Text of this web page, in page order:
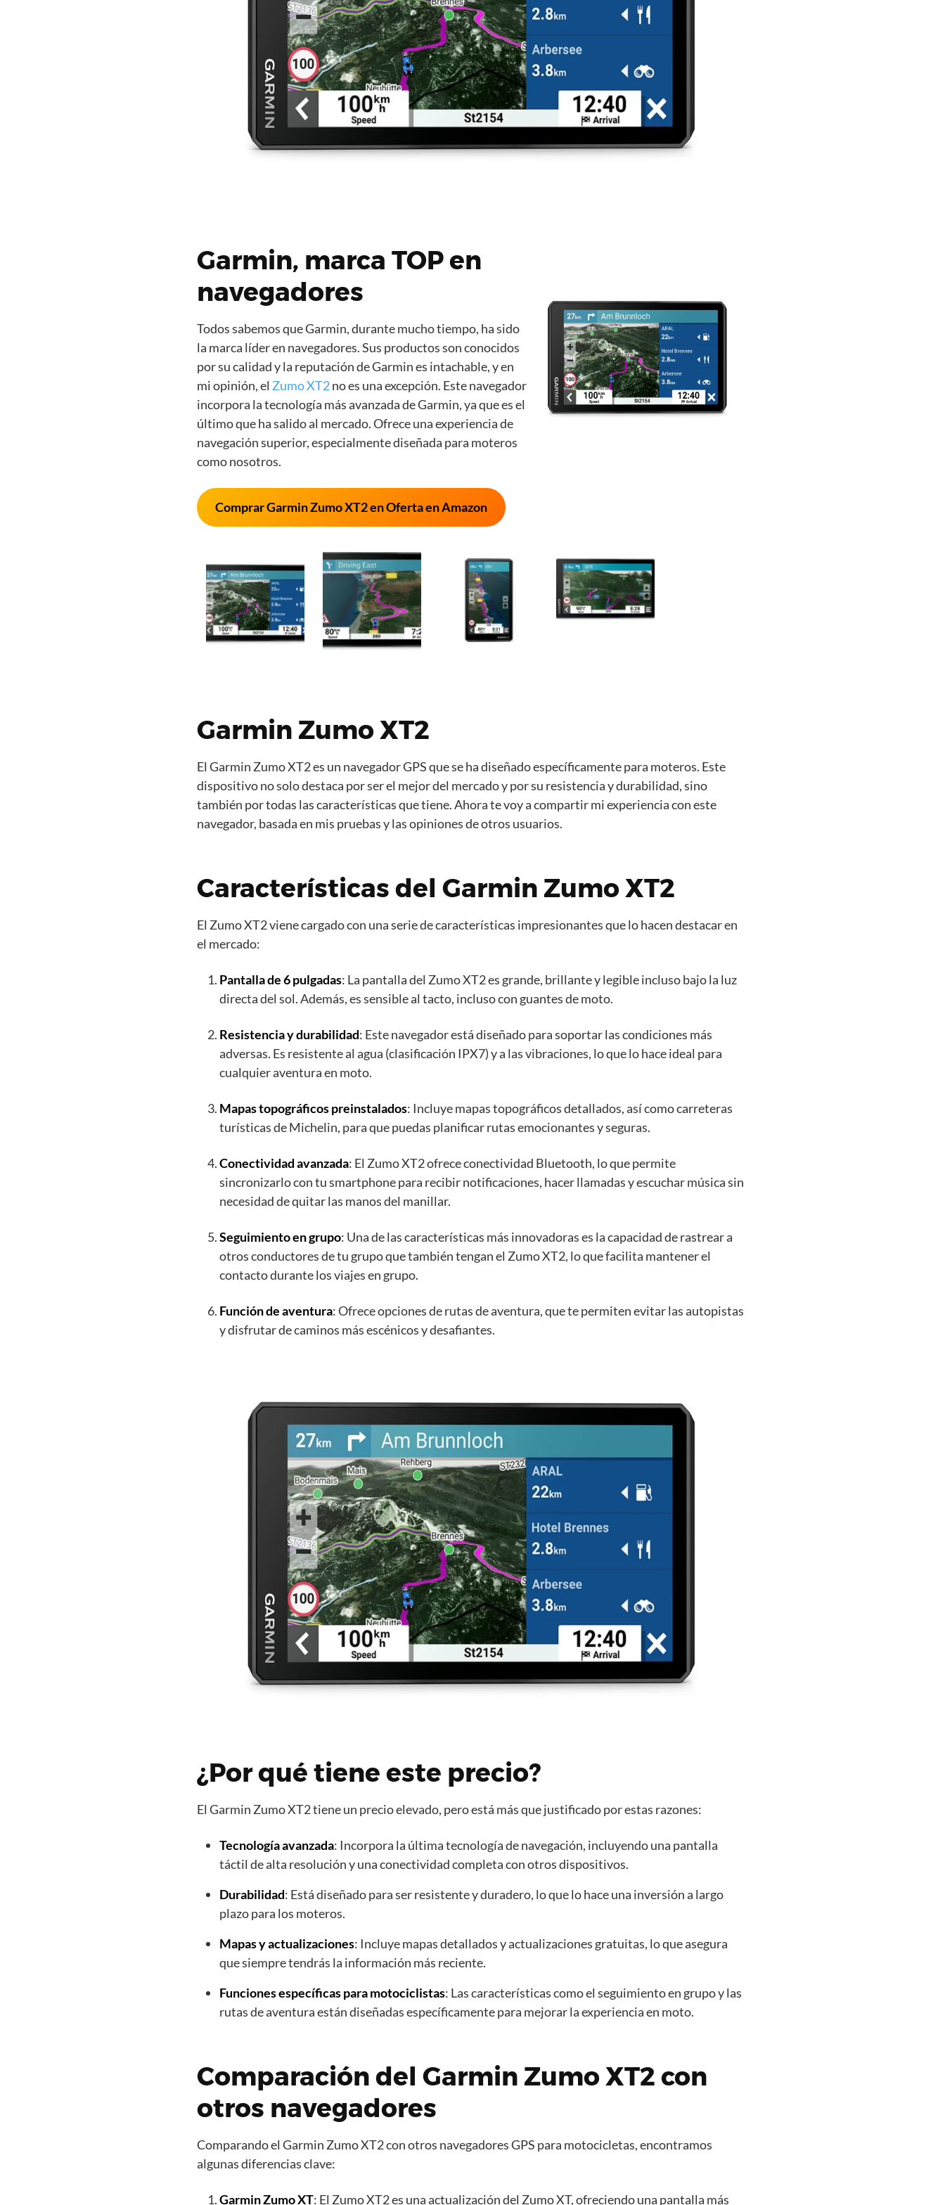
Garmin, marca TOP en
navegadores
Todos sabemos que Garmin, durante mucho tiempo, ha sido
la marca líder en navegadores. Sus productos son conocidos
por su calidad y la reputación de Garmin es intachable, y en
mi opinión, el Zumo XT2no es una excepción. Este navegador
incorpora la tecnología más avanzada de Garmin, ya que es el
último que ha salido al mercado. Ofrece una experiencia de
navegación superior, especialmente diseñada para moteros
como nosotros.
Comprar Garmin Zumo XT2 en Oferta en Amazon
Garmin Zumo XT2
El Garmin Zumo XT2 es un navegador GPS que se ha diseñado específicamente para moteros. Este
dispositivo no solo destaca por ser el mejor del mercado y por su resistencia y durabilidad, sino
también por todas las características que tiene. Ahora te voy a compartir mi experiencia con este
navegador, basada en mis pruebas y las opiniones de otros usuarios.
Características del Garmin Zumo XT2
El Zumo XT2 viene cargado con una serie de características impresionantes que lo hacen destacar en
el mercado:
Pantalla de 6 pulgadas: La pantalla del Zumo XT2 es grande, brillante y legible incluso bajo la luz
directa del sol. Además, es sensible al tacto, incluso con guantes de moto.
Resistencia y durabilidad: Este navegador está diseñado para soportar las condiciones más
adversas. Es resistente al agua (clasificación IPX7) y a las vibraciones, lo que lo hace ideal para
cualquier aventura en moto.
Mapas topográficos preinstalados: Incluye mapas topográficos detallados, así como carreteras
turísticas de Michelin, para que puedas planificar rutas emocionantes y seguras.
Conectividad avanzada: El Zumo XT2 ofrece conectividad Bluetooth, lo que permite
sincronizarlo con tu smartphone para recibir notificaciones, hacer llamadas y escuchar música sin
necesidad de quitar las manos del manillar.
Seguimiento en grupo: Una de las características más innovadoras es la capacidad de rastrear a
otros conductores de tu grupo que también tengan el Zumo XT2, lo que facilita mantener el
contacto durante los viajes en grupo.
Función de aventura: Ofrece opciones de rutas de aventura, que te permiten evitar las autopistas
y disfrutar de caminos más escénicos y desafiantes.
¿Por qué tiene este precio?
El Garmin Zumo XT2 tiene un precio elevado, pero está más que justificado por estas razones:
Tecnología avanzada: Incorpora la última tecnología de navegación, incluyendo una pantalla
táctil de alta resolución y una conectividad completa con otros dispositivos.
Durabilidad: Está diseñado para ser resistente y duradero, lo que lo hace una inversión a largo
plazo para los moteros.
Mapas y actualizaciones: Incluye mapas detallados y actualizaciones gratuitas, lo que asegura
que siempre tendrás la información más reciente.
Funciones específicas para motociclistas: Las características como el seguimiento en grupo y las
rutas de aventura están diseñadas específicamente para mejorar la experiencia en moto.
Comparación del Garmin Zumo XT2 con
otros navegadores
Comparando el Garmin Zumo XT2 con otros navegadores GPS para motocicletas, encontramos
algunas diferencias clave:
Garmin Zumo XT: El Zumo XT2 es una actualización del Zumo XT, ofreciendo una pantalla más